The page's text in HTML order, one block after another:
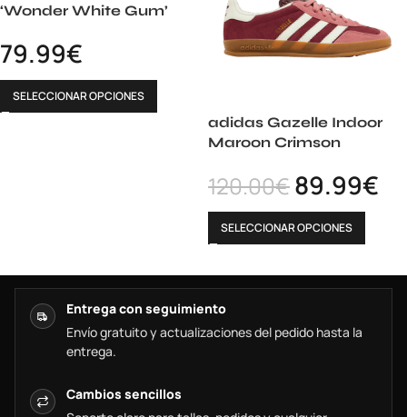
‘Wonder White Gum’
79.99€
SELECCIONAR OPCIONES
adidas Gazelle Indoor
Maroon Crimson
120.00€89.99€
SELECCIONAR OPCIONES
Entrega con seguimiento
Envío gratuito y actualizaciones del pedido hasta la
entrega.
Cambios sencillos